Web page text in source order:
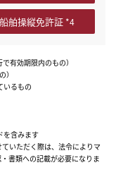
舶操縦免許証
有効期限内のもの）
いるもの
を含みます
いただく際は、法令によりマ
書類への記載が必要になりま